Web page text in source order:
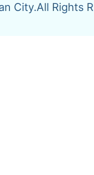
City.All Rights